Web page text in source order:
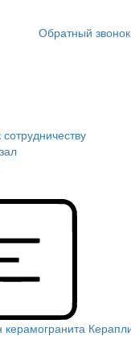
Обратный звонок